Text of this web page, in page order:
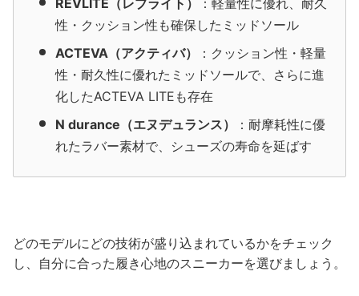
REVLITE（レブライト）
：軽量性に優れ、耐久
性・クッション性も確保したミッドソール
ACTEVA（アクティバ）
：クッション性・軽量
性・耐久性に優れたミッドソールで、さらに進
化したACTEVA LITEも存在
N durance（エヌデュランス）
：耐摩耗性に優
れたラバー素材で、シューズの寿命を延ばす
どのモデルにどの技術が盛り込まれているかをチェック
し、自分に合った履き心地のスニーカーを選びましょう。